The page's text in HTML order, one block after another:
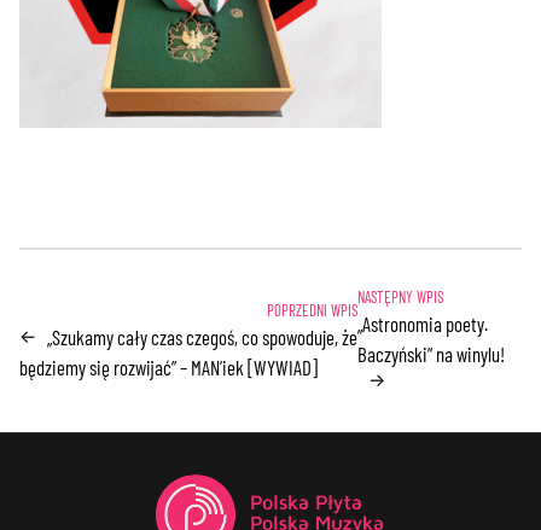
←
„Szukamy cały czas czegoś, co spowoduje, że
będziemy się rozwijać” – MAN’iek [WYWIAD]
„Astronomia poety.
Baczyński” na winylu!
→